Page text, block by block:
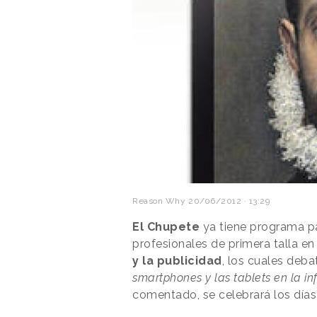
Reason Why 20/06/2012 · 13:29
El Chupete ya tiene programa
profesionales de primera talla
y la publicidad , los cuales
smartphones y las tablets en la
comentado, se celebrará los